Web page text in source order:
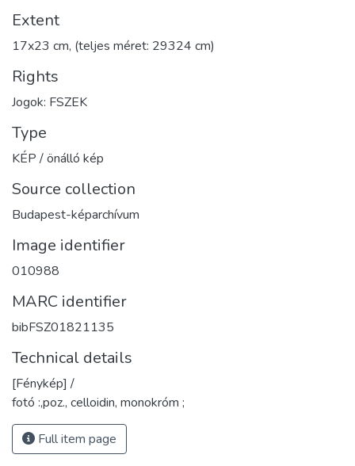
Extent
17x23 cm, (teljes méret: 29324 cm)
Rights
Jogok: FSZEK
Type
KÉP / önálló kép
Source collection
Budapest-képarchívum
Image identifier
010988
MARC identifier
bibFSZ01821135
Technical details
[Fénykép] /
fotó :,poz., celloidin, monokróm ;
Full item page